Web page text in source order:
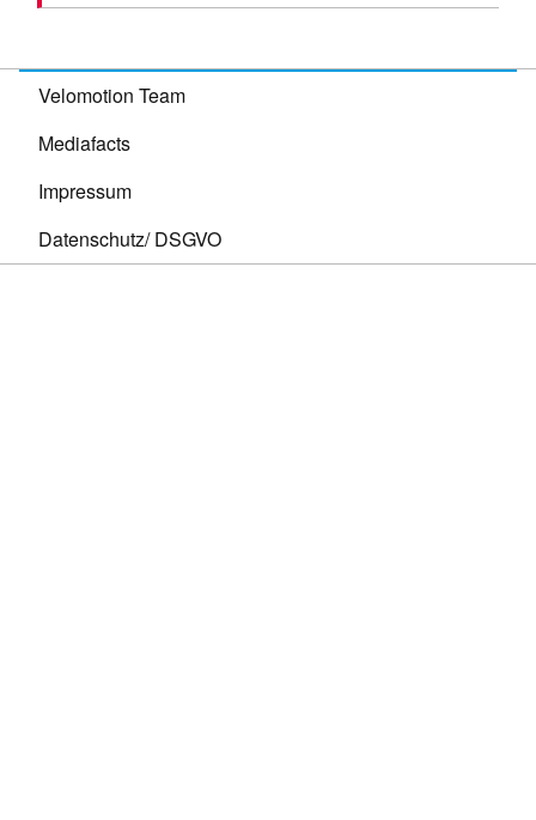
Velomotion Team
Mediafacts
Impressum
Datenschutz/ DSGVO